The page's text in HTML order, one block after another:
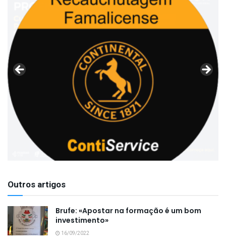
Outros artigos
Brufe: «Apostar na formação é um bom
investimento»
16/09/2022